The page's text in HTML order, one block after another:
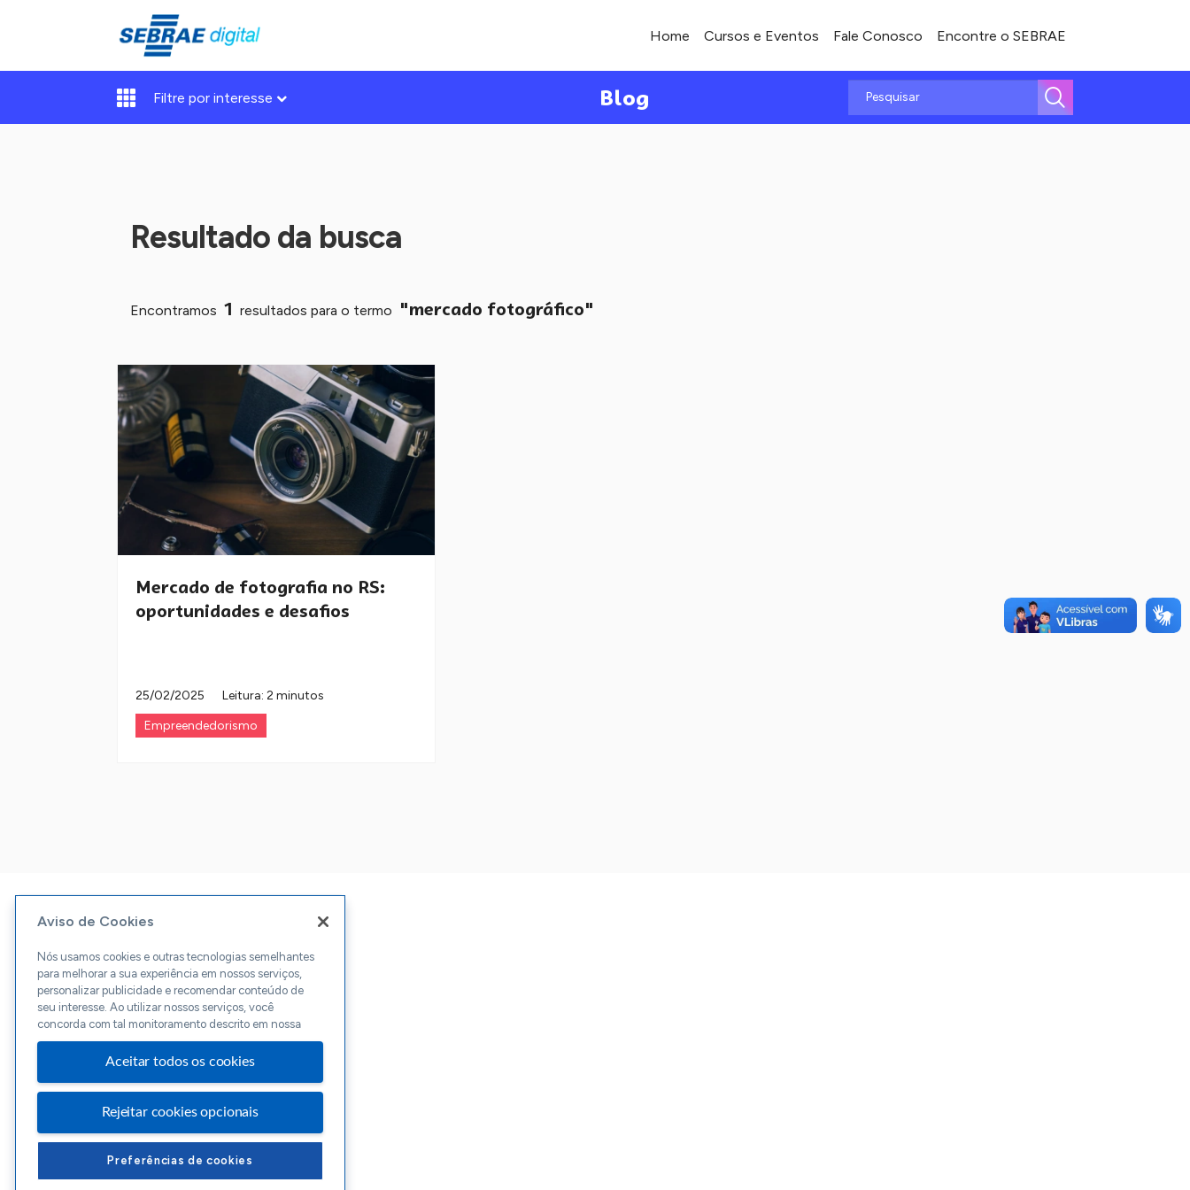
Home Cursos e Eventos Fale Conosco Encontre o SEBRAE
Filtre por interesse Blog
Resultado da busca
Encontramos 1 resultados para o termo "mercado fotográfico"
Mercado de fotografia no RS:
oportunidades e desafios
25/02/2025
Leitura: 2 minutos
Empreendedorismo
Aviso de Cookies
Nós usamos cookies e outras tecnologias semelhantes
para melhorar a sua experiência em nossos serviços,
personalizar publicidade e recomendar conteúdo de
seu interesse. Ao utilizar nossos serviços, você
concorda com tal monitoramento descrito em nossa
Aceitar todos os cookies
Rejeitar cookies opcionais
Preferências de cookies